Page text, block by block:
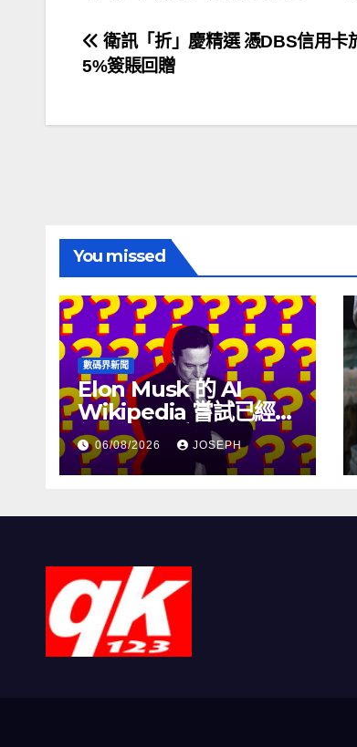
文
章
導
衛訊「折」慶精選 憑DBS信用卡
5%簽賬回贈
You missed
數碼界新聞
Elon Musk 的 AI
Wikipedia 嘗試已經幾
個月沒有更新了
06/08/2026 JOSEPH